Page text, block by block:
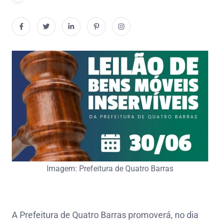
Imagem: Prefeitura de Quatro Barras
A Prefeitura de Quatro Barras promoverá, no dia